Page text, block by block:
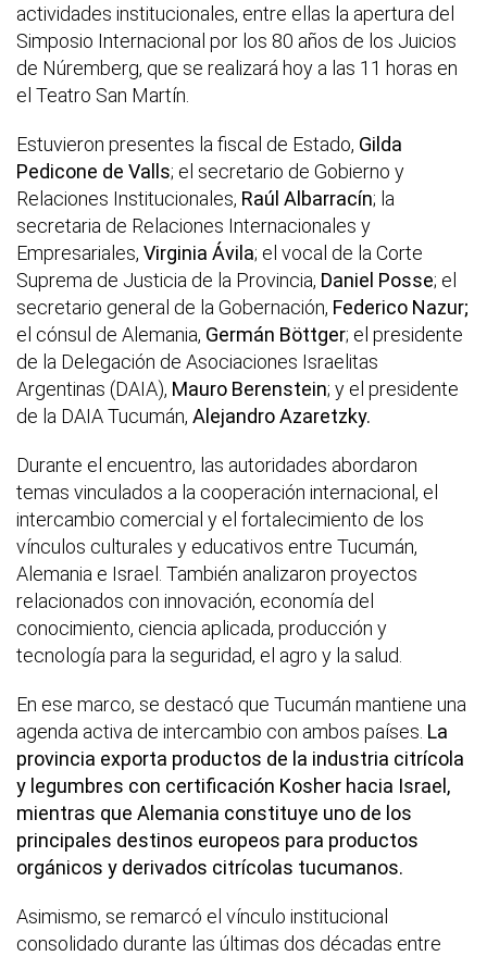
actividades institucionales, entre ellas la apertura del
Simposio Internacional por los 80 años de los Juicios
de Núremberg, que se realizará hoy a las 11 horas en
el Teatro San Martín.
Estuvieron presentes la fiscal de Estado, Gilda
Pedicone de Valls; el secretario de Gobierno y
Relaciones Institucionales, Raúl Albarracín; la
secretaria de Relaciones Internacionales y
Empresariales, Virginia Ávila; el vocal de la Corte
Suprema de Justicia de la Provincia, Daniel Posse; el
secretario general de la Gobernación, Federico Nazur;
el cónsul de Alemania, Germán Böttger; el presidente
de la Delegación de Asociaciones Israelitas
Argentinas (DAIA), Mauro Berenstein; y el presidente
de la DAIA Tucumán, Alejandro Azaretzky.
Durante el encuentro, las autoridades abordaron
temas vinculados a la cooperación internacional, el
intercambio comercial y el fortalecimiento de los
vínculos culturales y educativos entre Tucumán,
Alemania e Israel. También analizaron proyectos
relacionados con innovación, economía del
conocimiento, ciencia aplicada, producción y
tecnología para la seguridad, el agro y la salud.
En ese marco, se destacó que Tucumán mantiene una
agenda activa de intercambio con ambos países. La
provincia exporta productos de la industria citrícola
y legumbres con certificación Kosher hacia Israel,
mientras que Alemania constituye uno de los
principales destinos europeos para productos
orgánicos y derivados citrícolas tucumanos.
Asimismo, se remarcó el vínculo institucional
consolidado durante las últimas dos décadas entre